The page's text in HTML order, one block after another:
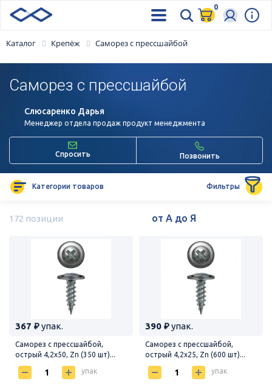
0
Каталог Крепёж Саморез с прессшайбой
Саморез с прессшайбой
Слюсаренко Дарья
Менеджер отдела продаж продукт менеджмента
Спросить Позвонить
Категории товаров Фильтры
172 позиции
367 ₽упак.
Саморез с прессшайбой,
острый 4,2х50, Zn (350 шт)...
упак
390 ₽упак.
Саморез с прессшайбой,
острый 4,2х25, Zn (600 шт)...
упак